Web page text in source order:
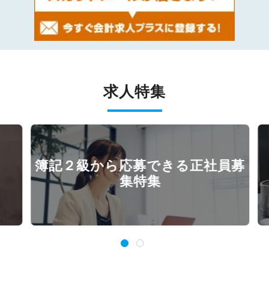
求人特集
簿記２級から応募できる正社員募
集特集